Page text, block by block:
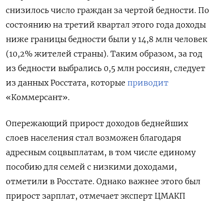
снизилось число граждан за чертой бедности. По
состоянию на третий квартал этого года доходы
ниже границы бедности были у 14,8 млн человек
(10,2% жителей страны). Таким образом, за год
из бедности выбрались 0,5 млн россиян, следует
из данных Росстата, которые приводит
«Коммерсант».
Опережающий прирост доходов беднейших
слоев населения стал возможен благодаря
адресным соцвыплатам, в том числе единому
пособию для семей с низкими доходами,
отметили в Росстате. Однако важнее этого был
прирост зарплат, отмечает эксперт ЦМАКП